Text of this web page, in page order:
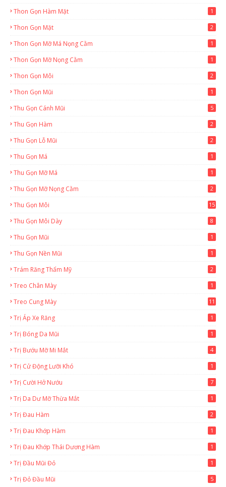
Thon Gọn Hàm Mặt 1
Thon Gọn Mặt 2
Thon Gọn Mỡ Má Nọng Cằm 1
Thon Gọn Mỡ Nọng Cằm 1
Thon Gọn Môi 2
Thon Gọn Mũi 1
Thu Gọn Cánh Mũi 5
Thu Gọn Hàm 2
Thu Gọn Lỗ Mũi 2
Thu Gọn Má 1
Thu Gọn Mỡ Má 1
Thu Gọn Mỡ Nọng Cằm 2
Thu Gọn Môi 15
Thu Gọn Môi Dày 8
Thu Gọn Mũi 1
Thu Gọn Nền Mũi 1
Trám Răng Thẩm Mỹ 2
Treo Chân Mày 1
Treo Cung Mày 11
Trị Áp Xe Răng 1
Trị Bóng Da Mũi 1
Trị Bướu Mỡ Mi Mắt 4
Trị Cử Động Lưỡi Khó 1
Trị Cười Hở Nướu 7
Trị Da Dư Mỡ Thừa Mắt 1
Trị Đau Hàm 2
Trị Đau Khớp Hàm 1
Trị Đau Khớp Thái Dương Hàm 1
Trị Đầu Mũi Đỏ 1
Trị Đỏ Đầu Mũi 5